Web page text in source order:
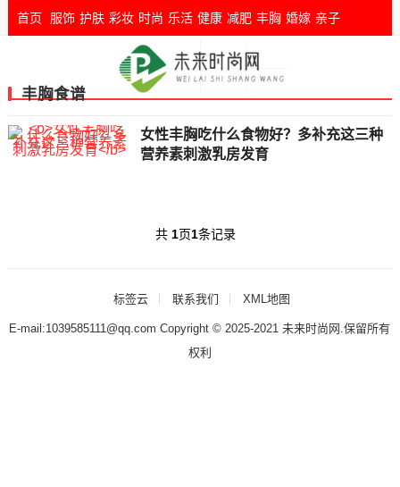
首页 服饰 护肤 彩妆 时尚 乐活 健康 减肥 丰胸 婚嫁 亲子
丰胸食谱
女性丰胸吃什么食物好？多补充这三种
营养素刺激乳房发育
共 1页1条记录
标签云 联系我们 XML地图
E-mail:1039585111@qq.com Copyright © 2025-2021未来时尚网 .保留所有
权利